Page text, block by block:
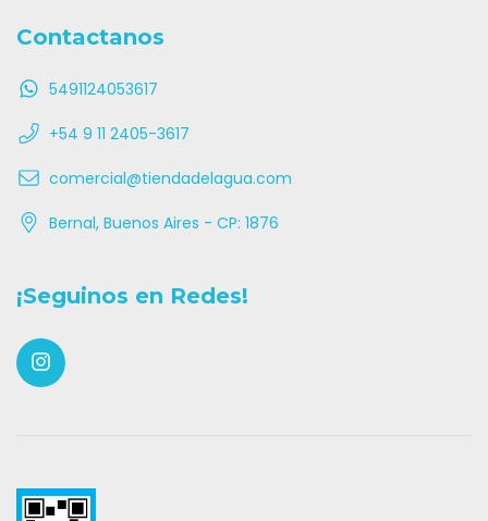
Contactanos
5491124053617
+54 9 11 2405-3617
comercial@tiendadelagua.com
Bernal, Buenos Aires - CP: 1876
¡Seguinos en Redes!